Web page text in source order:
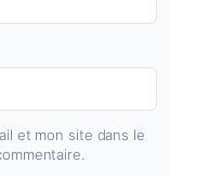
et mon site dans le